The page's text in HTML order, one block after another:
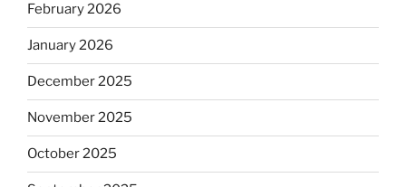
February 2026
January 2026
December 2025
November 2025
October 2025